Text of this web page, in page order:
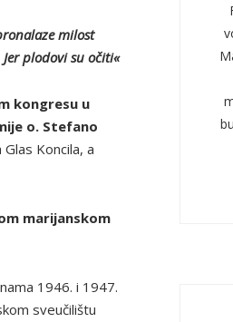
milost
plodovi su očiti«
kongresu u
o. Stefano
Koncila, a
marijanskom
1946. i 1947.
sveučilištu